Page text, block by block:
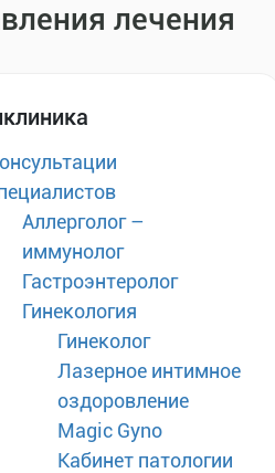
лечения
Аллерголог –
иммунолог
Гастроэнтеролог
Гинекология
Гинеколог
Лазерное интимное
оздоровление
Magic Gyno
Кабинет патологии